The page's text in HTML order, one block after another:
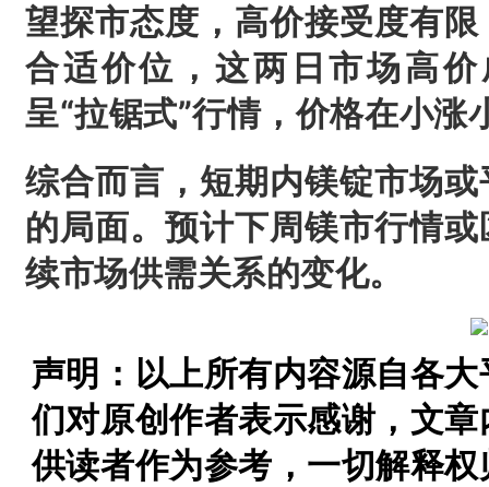
望探市态度，高价接受度有
合适价位，这两日市场高
呈“拉锯式”行情，价格在小涨
综合而言，短期内镁锭市场
的局面。预计下周镁市行情
续市场供需关系的变化。
声明：以上所有内容源自各
们对原创作者表示感谢，文
供读者作为参考，一切解释